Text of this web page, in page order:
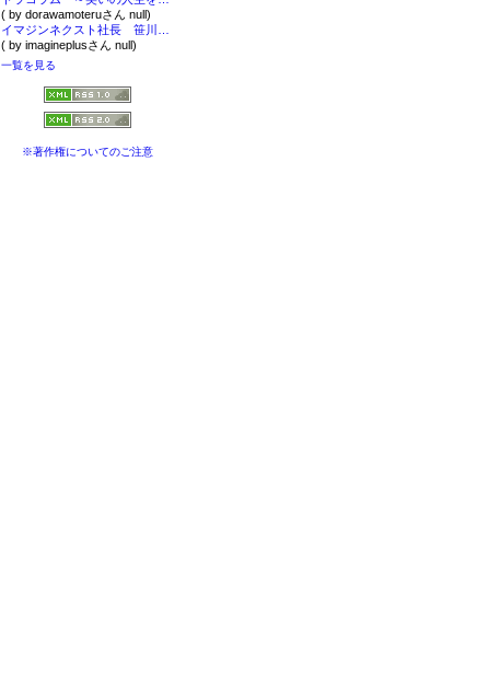
( by dorawamoteruさん null)
( by imagineplusさん null)
一覧を見る
※著作権についてのご注意